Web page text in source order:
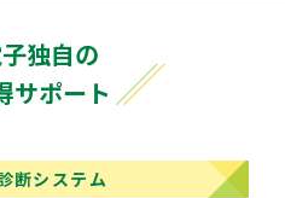
独自の
サポート
断システム